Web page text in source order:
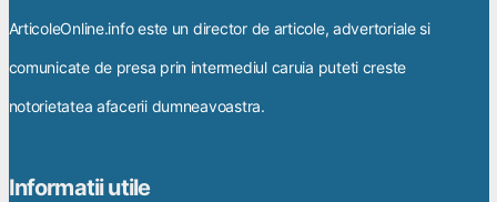
ArticoleOnline.info este un director de articole, advertoriale si
comunicate de presa prin intermediul caruia puteti creste
notorietatea afacerii dumneavoastra.
Informatii utile